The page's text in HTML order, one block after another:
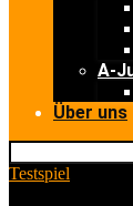
A-
Über uns
Testspiel